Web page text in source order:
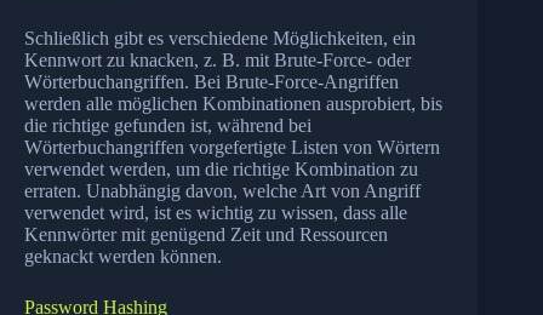
Schließlich gibt es verschiedene Möglichkeiten, ein
Kennwort zu knacken, z. B. mit Brute-Force- oder
Wörterbuchangriffen. Bei Brute-Force-Angriffen
werden alle möglichen Kombinationen ausprobiert, bis
die richtige gefunden ist, während bei
Wörterbuchangriffen vorgefertigte Listen von Wörtern
verwendet werden, um die richtige Kombination zu
erraten. Unabhängig davon, welche Art von Angriff
verwendet wird, ist es wichtig zu wissen, dass alle
Kennwörter mit genügend Zeit und Ressourcen
geknackt werden können.
Password Hashing